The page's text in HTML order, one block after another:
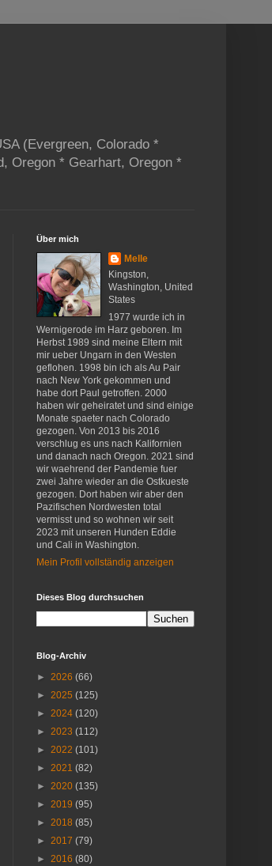
(Evergreen, Colorado *
Oregon * Gearhart, Oregon *
Über mich
Melle
Kingston,
Washington, United
States
1977 wurde ich in
Wernigerode im Harz geboren. Im
Herbst 1989 sind meine Eltern mit
mir ueber Ungarn in den Westen
geflohen. 1998 bin ich als Au Pair
nach New York gekommen und
habe dort Paul getroffen. 2000
haben wir geheiratet und sind einige
Monate spaeter nach Colorado
gezogen. Von 2013 bis 2016
verschlug es uns nach Kalifornien
und danach nach Oregon. 2021 sind
wir waehrend der Pandemie fuer
zwei Jahre wieder an die Ostkueste
gezogen. Dort haben wir aber den
Pazifischen Nordwesten total
vermisst und so wohnen wir seit
2023 mit unseren Hunden Eddie
und Cali in Washington.
Mein Profil vollständig anzeigen
Dieses Blog durchsuchen
Blog-Archiv
► 2026 (66)
► 2025 (125)
► 2024 (120)
► 2023 (112)
► 2022 (101)
► 2021 (82)
► 2020 (135)
► 2019 (95)
► 2018 (85)
► 2017 (79)
► 2016 (80)